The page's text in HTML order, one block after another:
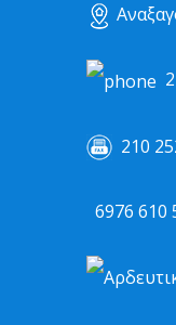
210
6976 610